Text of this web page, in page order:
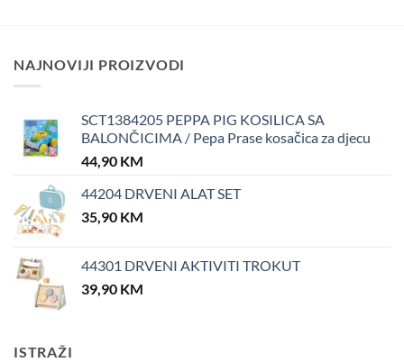
NAJNOVIJI PROIZVODI
SCT1384205 PEPPA PIG KOSILICA SA
BALONČICIMA / Pepa Prase kosačica za djecu
44,90 KM
44204 DRVENI ALAT SET
35,90 KM
44301 DRVENI AKTIVITI TROKUT
39,90 KM
ISTRAŽI